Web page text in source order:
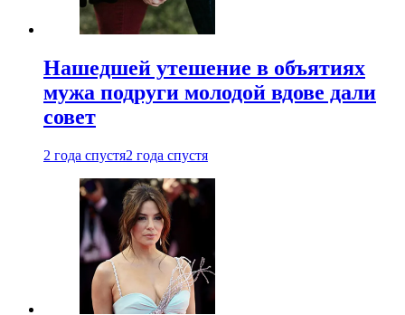
Нашедшей утешение в объятиях
мужа подруги молодой вдове дали
совет
2 года спустя2 года спустя